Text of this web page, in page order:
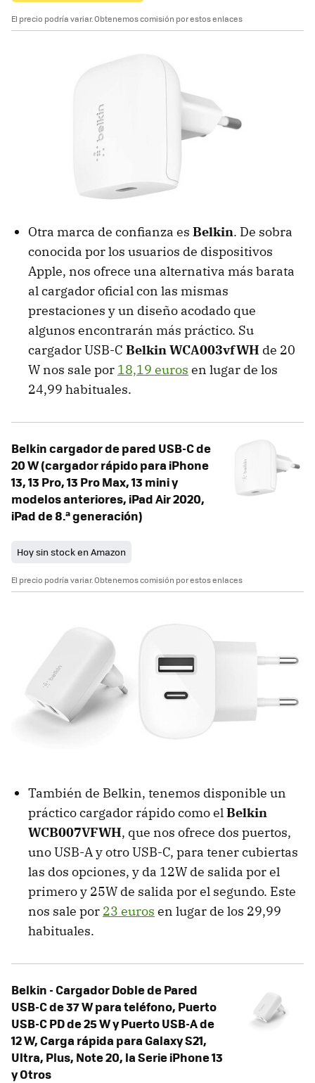
El precio podría variar. Obtenemos comisión por estos enlaces
Otra marca de confianza es Belkin. De sobra
conocida por los usuarios de dispositivos
Apple, nos ofrece una alternativa más barata
al cargador oficial con las mismas
prestaciones y un diseño acodado que
algunos encontrarán más práctico. Su
cargador USB-C Belkin WCA003vfWH de 20
W nos sale por 18,19 euros en lugar de los
24,99 habituales.
Belkin cargador de pared USB-C de
20 W (cargador rápido para iPhone
13, 13 Pro, 13 Pro Max, 13 mini y
modelos anteriores, iPad Air 2020,
iPad de 8.ª generación)
Hoy sin stock en Amazon
El precio podría variar. Obtenemos comisión por estos enlaces
También de Belkin, tenemos disponible un
práctico cargador rápido como elBelkin
‎WCB007VFWH, que nos ofrece dos puertos,
uno USB-A y otro USB-C, para tener cubiertas
las dos opciones, y da 12W de salida por el
primero y 25W de salida por el segundo. Este
nos sale por 23 euros en lugar de los 29,99
habituales.
Belkin - Cargador Doble de Pared
USB-C de 37 W para teléfono, Puerto
USB-C PD de 25 W y Puerto USB-A de
12 W, Carga rápida para Galaxy S21,
Ultra, Plus, Note 20, la Serie iPhone 13
y Otros